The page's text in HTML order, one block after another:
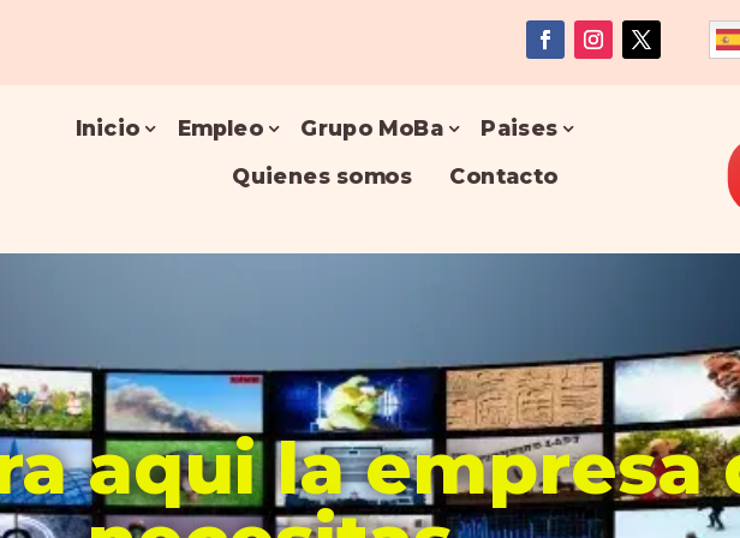
Inicio Empleo Grupo MoBa
Paises
Quienes somos
Contacto
aqui la empresa